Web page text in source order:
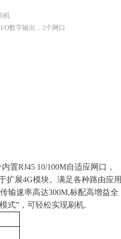
置RJ45 10/100M自适应网口，
扩展4G模块。满足各种路由应用
输速率高达300M,标配高增益全
式”，可轻松实现刷机.
机
O数字输出，2个网口